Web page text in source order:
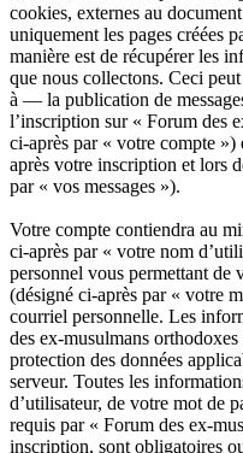
cookies, externes au
uniquement les pages créées
manière est de récupérer les
que nous collectons. Ceci
à — la publication de
l’inscription sur « Forum des
ci-après par « votre compte »)
après votre inscription et lors
par « vos messages »).
Votre compte contiendra au
ci-après par « votre nom
personnel vous permettant de
(désigné ci-après par « votre
courriel personnelle. Les
des ex-musulmans
protection des données
serveur. Toutes les
d’utilisateur, de votre mot de
requis par « Forum des ex-
inscription, sont obligatoires